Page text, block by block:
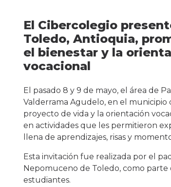
El Cibercolegio
Toledo, Antioquia,
el bienestar y la
vocacional
El pasado 8 y 9 de mayo, el área de
Valderrama Agudelo, en el municipio
proyecto de vida y la orientación
en actividades que les permitieron
llena de aprendizajes, risas y
Esta invitación fue realizada por el
Nepomuceno de Toledo, como
estudiantes.